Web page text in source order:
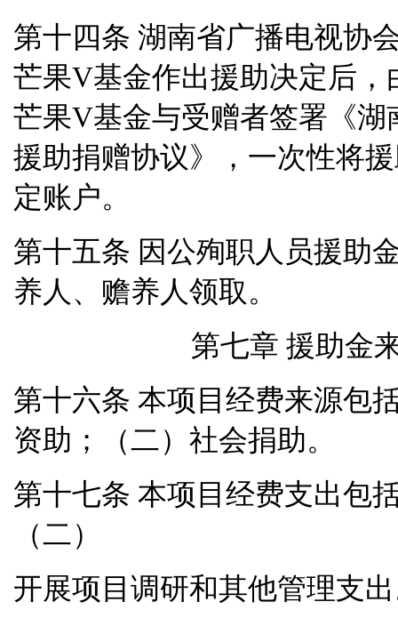
第十四条 湖南省广播电视协
芒果V基金作出援助决定后
芒果V基金与受赠者签署《
援助捐赠协议》，一次性将
定账户。
第十五条 因公殉职人员援助
养人、赡养人领取。
第七章 援助金
第十六条 本项目经费来源包
资助；（二）社会捐助。
第十七条 本项目经费支出包
（二）
开展项目调研和其他管理支